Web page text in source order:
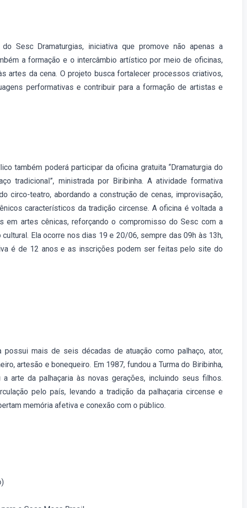
Sesc Dramaturgias, iniciativa que promove não apenas a
a formação e o intercâmbio artístico por meio de oficinas,
artes da cena. O projeto busca fortalecer processos criativos,
performativas e contribuir para a formação de artistas e
também poderá participar da oficina gratuita “Dramaturgia do
tradicional”, ministrada por Biribinha. A atividade formativa
circo-teatro, abordando a construção de cenas, improvisação,
característicos da tradição circense. A oficina é voltada a
em artes cênicas, reforçando o compromisso do Sesc com a
Ela ocorre nos dias 19 e 20/06, sempre das 09h às 13h,
é de 12 anos e as inscrições podem ser feitas pelo site do
possui mais de seis décadas de atuação como palhaço, ator,
artesão e bonequeiro. Em 1987, fundou a Turma do Biribinha,
arte da palhaçaria às novas gerações, incluindo seus filhos.
pelo país, levando a tradição da palhaçaria circense e
memória afetiva e conexão com o público.